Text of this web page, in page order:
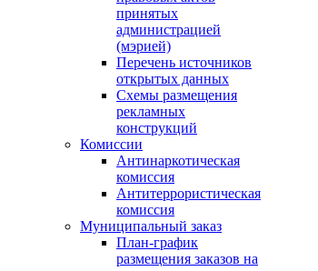
принятых
администрацией
(мэрией)
Перечень источников
открытых данных
Схемы размещения
рекламных
конструкций
Комиссии
Антинаркотическая
комиссия
Антитеррористическая
комиссия
Муниципальный заказ
План-график
размещения заказов на